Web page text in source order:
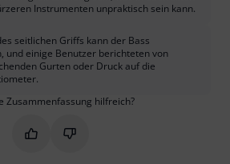
Instrumenten unpraktisch sein kann.
seitlichen Griffs kann der Bass
und einige Benutzer berichteten von
Gurten oder Druck auf die
Zusammenfassung hilfreich?
Markieren Sie diese
Markieren Sie diese